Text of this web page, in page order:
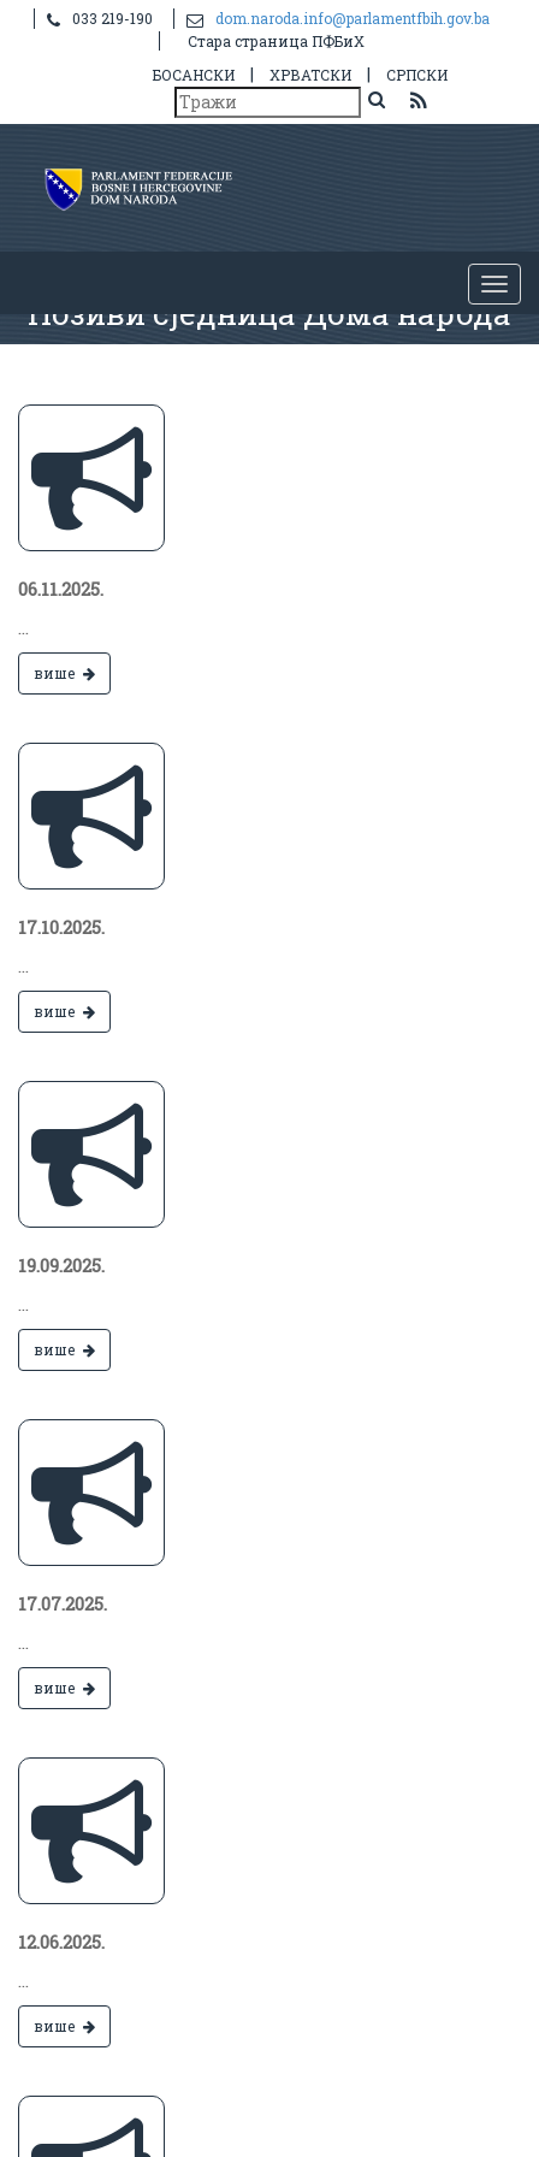
033 219-190
dom.naroda.info@parlamentfbih.gov.ba
Стара страница ПФБиХ
БОСАНСКИ
| ХРВАТСКИ | СРПСКИ
Позиви сједница Дома народа
06.11.2025.
...
више
17.10.2025.
...
више
19.09.2025.
...
више
17.07.2025.
...
више
12.06.2025.
...
више